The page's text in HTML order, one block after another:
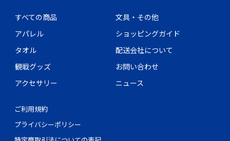
すべての商品
アパレル
タオル
観戦グッズ
アクセサリー
文具・その他
ショッピングガイド
配送会社について
お問い合わせ
ニュース
ご利用規約
プライバシーポリシー